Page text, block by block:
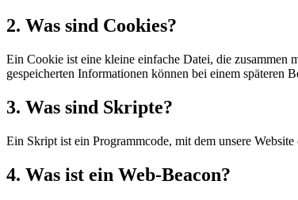
2. Was sind Cookies?
Ein Cookie ist eine kleine einfache Datei, die zusammen
gespeicherten Informationen können bei einem späteren
3. Was sind Skripte?
Ein Skript ist ein Programmcode, mit dem unsere
4. Was ist ein Web-Beacon?